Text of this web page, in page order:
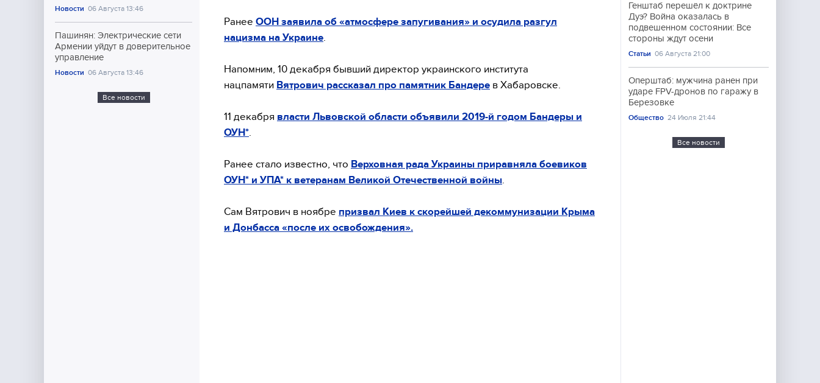
Новости 06 Августа 13:46
Пашинян: Электрические сети
Армении уйдут в доверительное
управление
Новости 06 Августа 13:46
Все новости
Ранее ООН заявила об «атмосфере запугивания» и осудила разгул
нацизма на Украине
Напомним, 10 декабря бывший директор украинского института
нацпамяти Вятрович рассказал про памятник Бандере в Хабаровске.
11 декабря власти Львовской области объявили 2019-й годом Бандеры и
ОУН*
Ранее стало известно, что Верховная рада Украины приравняла боевиков
ОУН* и УПА* к ветеранам Великой Отечественной войны
Сам Вятрович в ноябре призвал Киев к скорейшей декоммунизации Крыма
и Донбасса «после их освобождения».
Генштаб перешёл к доктрине
Дуэ? Война оказалась в
подвешенном состоянии: Все
стороны ждут осени
Статьи 06 Августа 21:00
Оперштаб: мужчина ранен при
ударе FPV-дронов по гаражу в
Березовке
Общество 24 Июля 21:44
Все новости